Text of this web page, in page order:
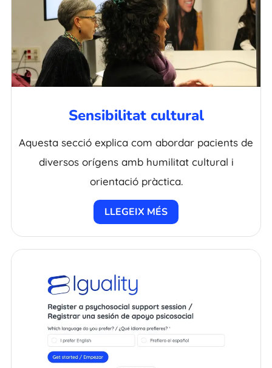
Sensibilitat cultural
Aquesta secció explica com abordar pacients de
diversos orígens amb humilitat cultural i
orientació pràctica.
LLEGEIX MÉS